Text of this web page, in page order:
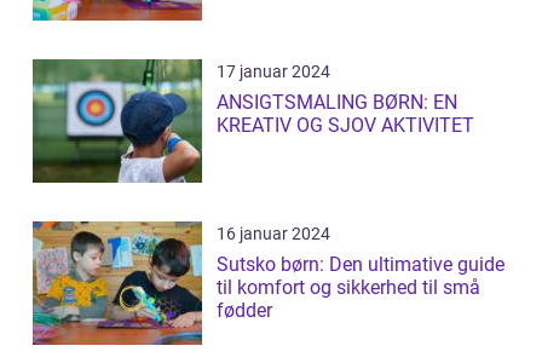
17 januar 2024
ANSIGTSMALING BØRN: EN
KREATIV OG SJOV AKTIVITET
16 januar 2024
Sutsko børn: Den ultimative guide
til komfort og sikkerhed til små
fødder